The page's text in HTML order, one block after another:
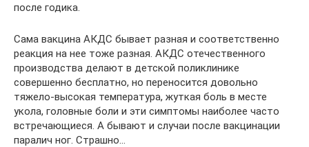
после годика.
Сама вакцина АКДС бывает разная и соответственно
реакция на нее тоже разная. АКДС отечественного
производства делают в детской поликлинике
совершенно бесплатно, но переносится довольно
тяжело-высокая температура, жуткая боль в месте
укола, головные боли и эти симптомы наиболее часто
встречающиеся. А бывают и случаи после вакцинации
паралич ног. Страшно…